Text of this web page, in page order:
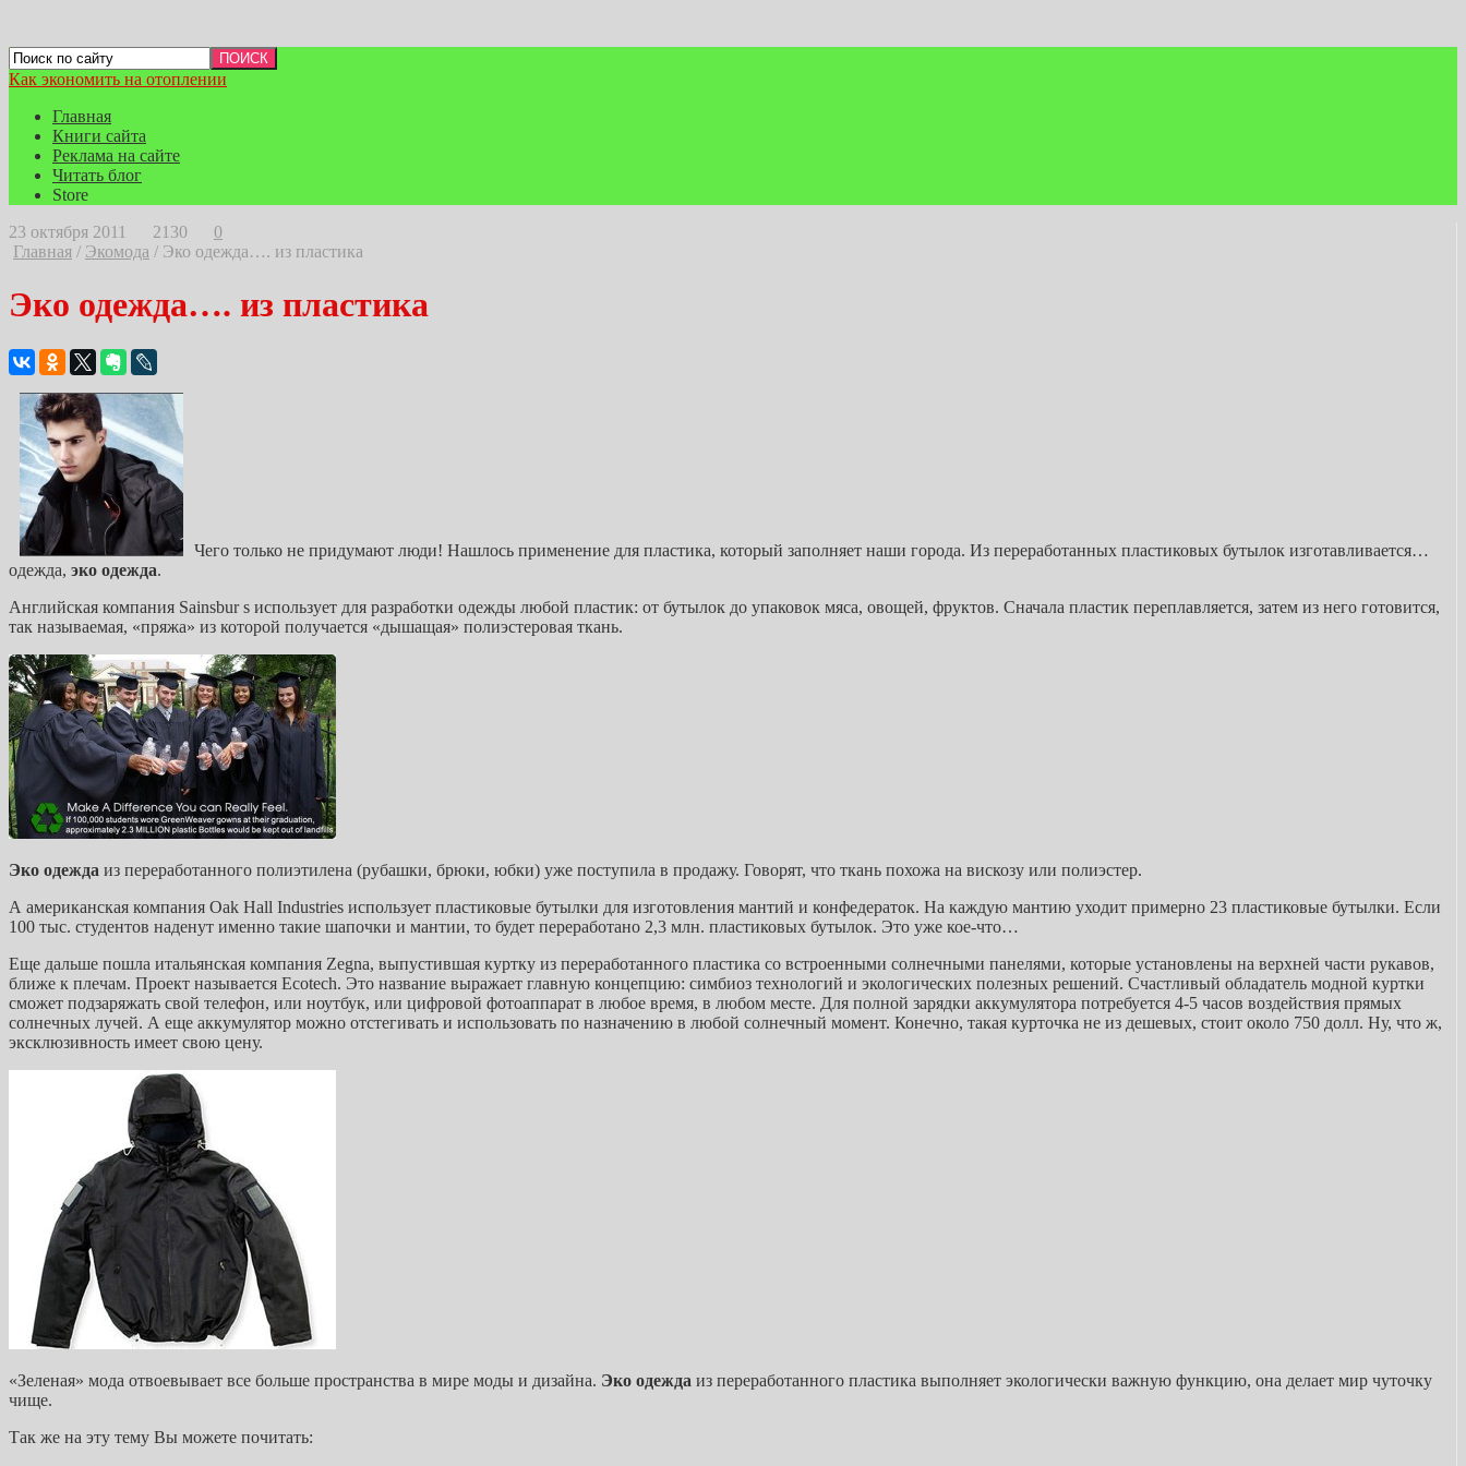
Как экономить на отоплении
Главная
Книги сайта
Реклама на сайте
Читать блог
Store
23 октября 2011
2130
0
Главная / Экомода / Эко одежда…. из пластика
Эко одежда…. из пластика
Чего только не придумают люди! Нашлось применение для пластика, который заполняет наши города. Из переработанных пластиковых бутылок изготавливается…
одежда, эко одежда.
Английская компания Sainsbur s использует для разработки одежды любой пластик: от бутылок до упаковок мяса, овощей, фруктов. Сначала пластик переплавляется, затем из него готовится,
так называемая, «пряжа» из которой получается «дышащая» полиэстеровая ткань.
Эко одежда из переработанного полиэтилена (рубашки, брюки, юбки) уже поступила в продажу. Говорят, что ткань похожа на вискозу или полиэстер.
А американская компания Oak Hall Industries использует пластиковые бутылки для изготовления мантий и конфедераток. На каждую мантию уходит примерно 23 пластиковые бутылки. Если
100 тыс. студентов наденут именно такие шапочки и мантии, то будет переработано 2,3 млн. пластиковых бутылок. Это уже кое-что…
Еще дальше пошла итальянская компания Zegna, выпустившая куртку из переработанного пластика со встроенными солнечными панелями, которые установлены на верхней части рукавов,
ближе к плечам. Проект называется Ecotech. Это название выражает главную концепцию: симбиоз технологий и экологических полезных решений. Счастливый обладатель модной куртки
сможет подзаряжать свой телефон, или ноутбук, или цифровой фотоаппарат в любое время, в любом месте. Для полной зарядки аккумулятора потребуется 4-5 часов воздействия прямых
солнечных лучей. А еще аккумулятор можно отстегивать и использовать по назначению в любой солнечный момент. Конечно, такая курточка не из дешевых, стоит около 750 долл. Ну, что ж,
эксклюзивность имеет свою цену.
«Зеленая» мода отвоевывает все больше пространства в мире моды и дизайна. Эко одежда из переработанного пластика выполняет экологически важную функцию, она делает мир чуточку
чище.
Так же на эту тему Вы можете почитать: